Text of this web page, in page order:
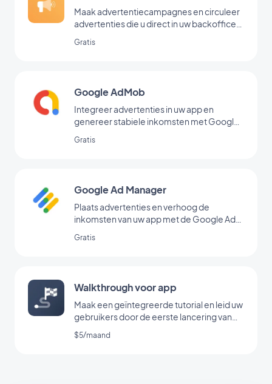
Maak advertentiecampagnes en circuleer
advertenties die u direct in uw backoffice
Gratis
Google AdMob
Integreer advertenties in uw app en
genereer stabiele inkomsten met Google
Gratis
Google Ad Manager
Plaats advertenties en verhoog de
inkomsten van uw app met de Google Ad
Gratis
Walkthrough voor app
Maak een geïntegreerde tutorial en leid uw
gebruikers door de eerste lancering van
uw app
$5/maand